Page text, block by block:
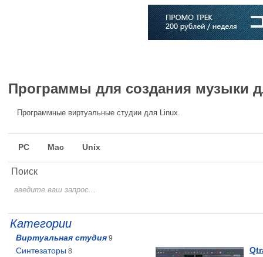
Программы для создания музыки
Программные виртуальные студии для Linux.
PC Mac Unix
Поиск
Категории
Виртуальная студия 9
Синтезаторы 8